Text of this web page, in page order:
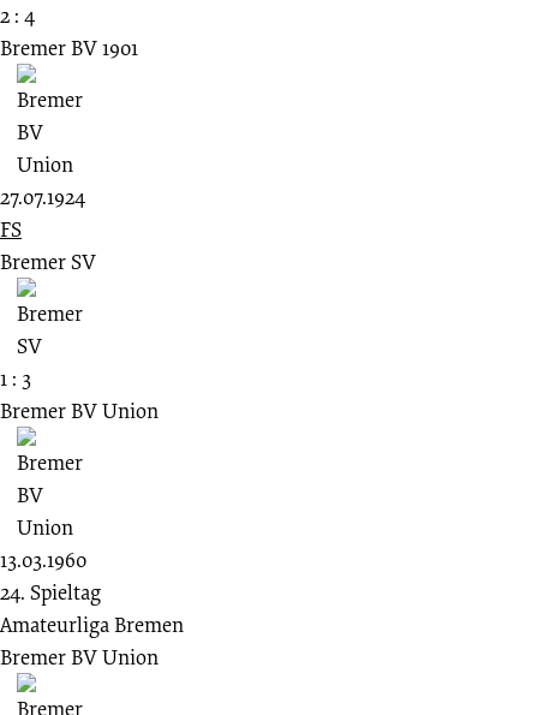
2 : 4
Bremer BV 1901
27.07.1924
FS
Bremer SV
1 : 3
Bremer BV Union
13.03.1960
24. Spieltag
Amateurliga Bremen
Bremer BV Union